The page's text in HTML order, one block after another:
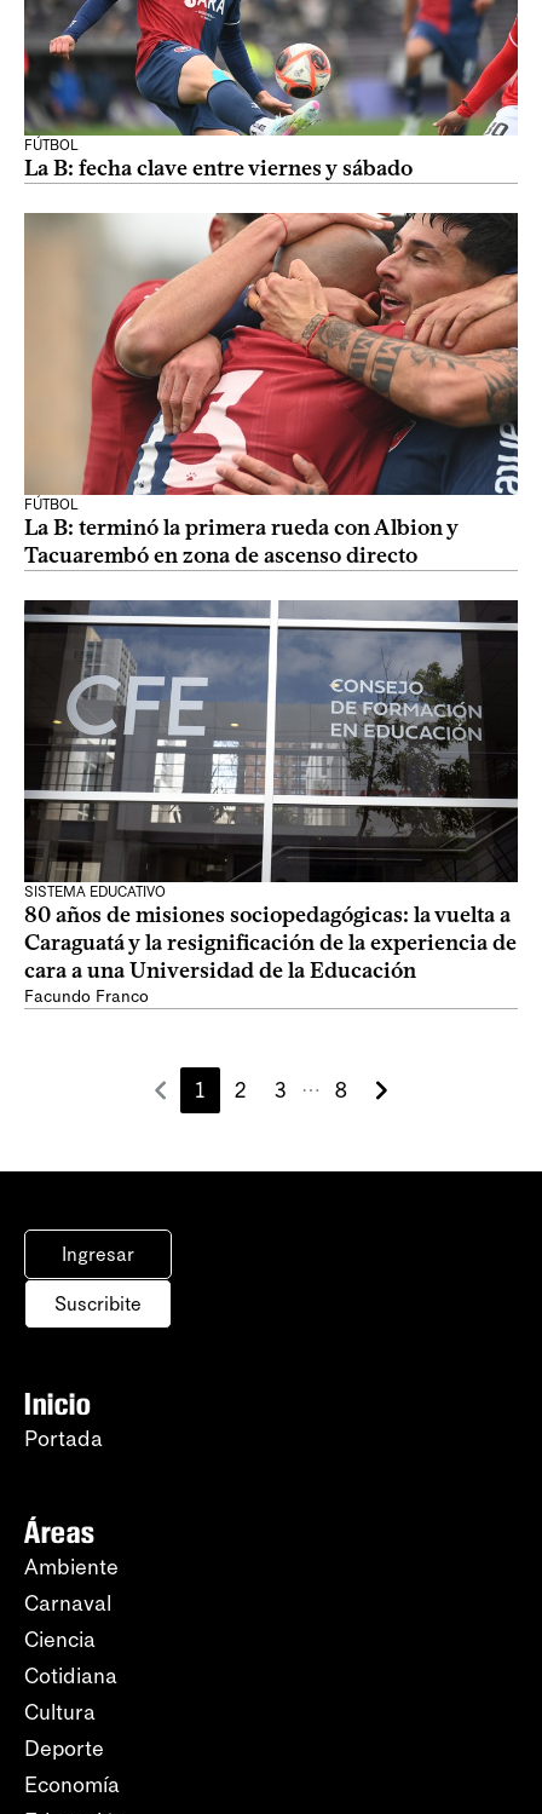
FÚTBOL
La B: fecha clave entre viernes y sábado
FÚTBOL
La B: terminó la primera rueda con Albion y
Tacuarembó en zona de ascenso directo
SISTEMA EDUCATIVO
80 años de misiones sociopedagógicas: la vuelta a
Caraguatá y la resignificación de la experiencia de
cara a una Universidad de la Educación
Facundo Franco
1 2 3 ⋯ 8
Ingresar
Suscribite
Inicio
Portada
Áreas
Ambiente
Carnaval
Ciencia
Cotidiana
Cultura
Deporte
Economía